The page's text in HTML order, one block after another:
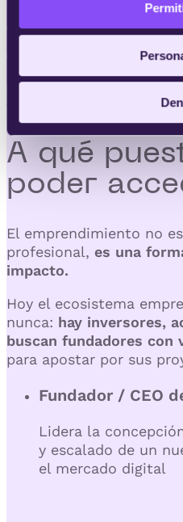
A qué
poder
El emprendimiento no
profesional, es una
impacto.
Hoy el ecosistema
nunca: hay inversores,
buscan fundadores
para apostar por sus
Fundador / CEO
Lidera la
y escalado de un
el mercado digital